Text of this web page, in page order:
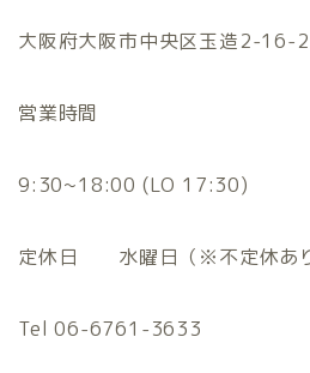
大阪府大阪市中央区玉造2-16-
営業時間
9:30~18:00 (LO 17:30)
定休日 水曜日（※不定休あり
Tel 06-6761-3633